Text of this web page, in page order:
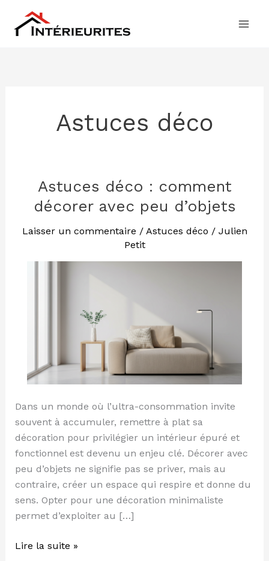
contenu
Astuces déco
Astuces déco : comment
décorer avec peu d’objets
Laisser un commentaire / Astuces déco / Julien
Petit
Dans un monde où l’ultra-consommation invite
souvent à accumuler, remettre à plat sa
décoration pour privilégier un intérieur épuré et
fonctionnel est devenu un enjeu clé. Décorer avec
peu d’objets ne signifie pas se priver, mais au
contraire, créer un espace qui respire et donne du
sens. Opter pour une décoration minimaliste
permet d’exploiter au […]
Astuces
comment
avec
Lire la suite »